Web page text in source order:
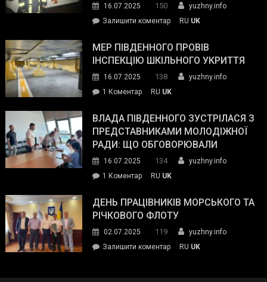
силових
та
органів:
«Наш
спільний
окупанти.
Маємо
діяти
команда
16.07.2025 150
yuzhny.info
Залишити коментарon
ДСНС
власноруч
пожежу
у
RU UK
МЕР ПІВДЕННОГО ПРОВІВ
ІНСПЕКЦІЮ ШКІЛЬНОГО УКРИТТЯ
16.07.2025 138
yuzhny.info
1 Коментардо
Південного
провів
інспекцію
укриття
RU UK
ВЛАДА ПІВДЕННОГО ЗУСТРІЛАСЯ З
ПРЕДСТАВНИКАМИ МОЛОДІЖНОЇ
РАДИ: ЩО ОБГОВОРЮВАЛИ
16.07.2025 134
yuzhny.info
1 Коментардо
Південного
зустрілася
представниками
молодіжної
RU UK
ДЕНЬ ПРАЦІВНИКІВ МОРСЬКОГО ТА
РІЧКОВОГО ФЛОТУ
02.07.2025 119
yuzhny.info
Залишити коментарon
RU UK